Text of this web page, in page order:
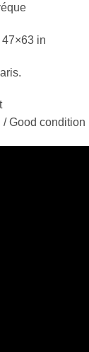
47×63 in
Good condition